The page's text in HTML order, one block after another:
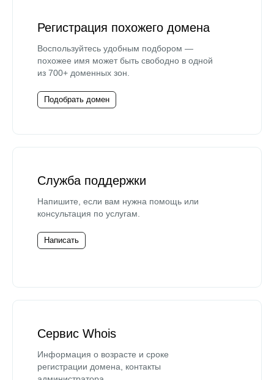
Регистрация похожего домена
Воспользуйтесь удобным подбором —
похожее имя может быть свободно в одной
из 700+ доменных зон.
Подобрать домен
Служба поддержки
Напишите, если вам нужна помощь или
консультация по услугам.
Написать
Сервис Whois
Информация о возрасте и сроке
регистрации домена, контакты